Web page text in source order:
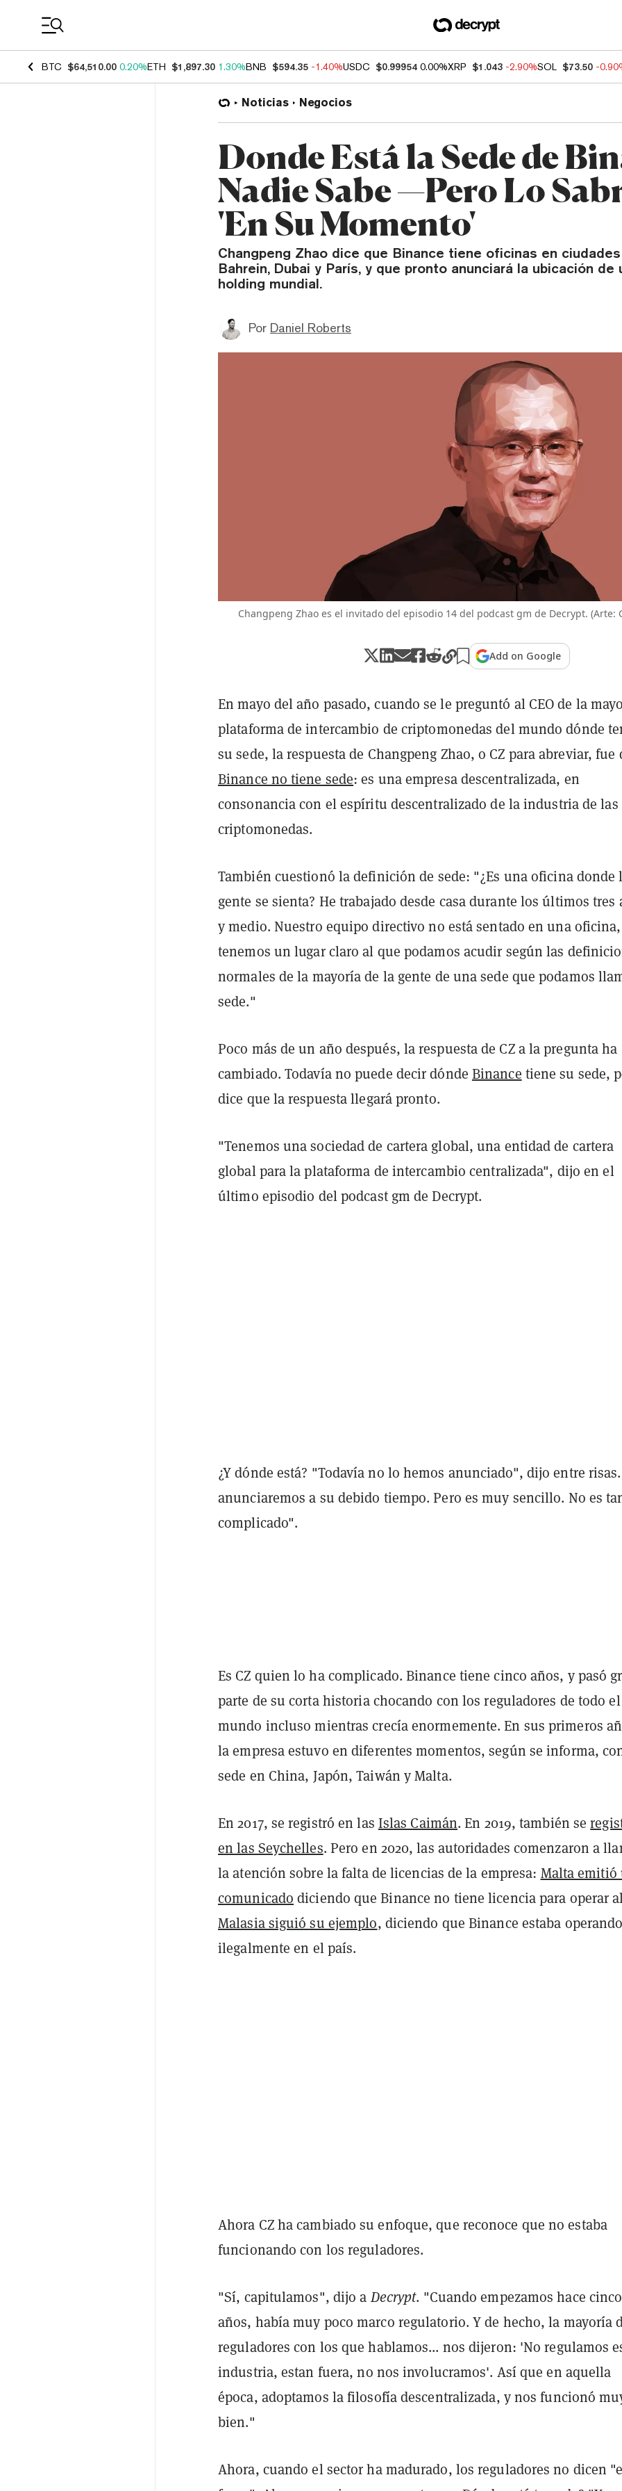
BTC $64,510.00 0.20%ETH $1,897.30 1.30%BNB $594.35 -1.40%USDC $0.99954 0.00%XRP $1.043 -2.90%SOL $73.50 -
Noticias Negocios
Donde Está la Sede de
Nadie Sabe —Pero Lo
'En Su Momento'
Changpeng Zhao dice que Binance tiene oficinas en
Bahrein, Dubai y París, y que pronto anunciará la ubicación de
holding mundial.
Por Daniel Roberts
Changpeng Zhao es el invitado del episodio 14 del podcast gm de Decrypt. (Arte:
Add on Google
En mayo del año pasado, cuando se le preguntó al CEO de la
plataforma de intercambio de criptomonedas del mundo dónde
su sede, la respuesta de Changpeng Zhao, o CZ para abreviar, fue
Binance no tiene sede: es una empresa descentralizada, en
consonancia con el espíritu descentralizado de la industria de las
criptomonedas.
También cuestionó la definición de sede: "¿Es una oficina donde
gente se sienta? He trabajado desde casa durante los últimos tres
y medio. Nuestro equipo directivo no está sentado en una
tenemos un lugar claro al que podamos acudir según las
normales de la mayoría de la gente de una sede que podamos
sede."
Poco más de un año después, la respuesta de CZ a la pregunta ha
cambiado. Todavía no puede decir dónde Binance tiene su sede,
dice que la respuesta llegará pronto.
"Tenemos una sociedad de cartera global, una entidad de cartera
global para la plataforma de intercambio centralizada", dijo en el
último episodio del podcast gm de Decrypt.
¿Y dónde está? "Todavía no lo hemos anunciado", dijo entre
anunciaremos a su debido tiempo. Pero es muy sencillo. No es
complicado".
Es CZ quien lo ha complicado. Binance tiene cinco años, y pasó
parte de su corta historia chocando con los reguladores de todo el
mundo incluso mientras crecía enormemente. En sus primeros
la empresa estuvo en diferentes momentos, según se informa,
sede en China, Japón, Taiwán y Malta.
En 2017, se registró en las Islas Caimán. En 2019, también se
en las Seychelles. Pero en 2020, las autoridades comenzaron a
la atención sobre la falta de licencias de la empresa: Malta emitió
comunicado diciendo que Binance no tiene licencia para operar
Malasia siguió su ejemplo, diciendo que Binance estaba operando
ilegalmente en el país.
Ahora CZ ha cambiado su enfoque, que reconoce que no estaba
funcionando con los reguladores.
"Sí, capitulamos", dijo aDecrypt. "Cuando empezamos hace cinco
años, había muy poco marco regulatorio. Y de hecho, la mayoría
reguladores con los que hablamos... nos dijeron: 'No regulamos
industria, estan fuera, no nos involucramos'. Así que en aquella
época, adoptamos la filosofía descentralizada, y nos funcionó
bien."
Ahora, cuando el sector ha madurado, los reguladores no dicen